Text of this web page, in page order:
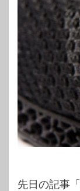
先日の記事「